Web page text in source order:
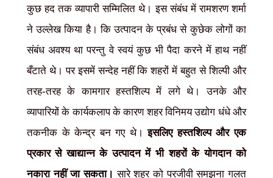
कुछ हद तक व्यापारी सम्मिलित थे। इस संबंध में रामशरण शर्मा
ने उल्लेख किया है। कि उत्पादन के प्रबंध से कुछेक लोगों का
संबंध अवश्य था परन्तु वे स्वयं कुछ भी पैदा करने में हाथ नहीं
बँटाते थे। पर इसमें सन्देह नहीं कि शहरों में बहुत से शिल्पी और
तरह-तरह के कामगार हस्तशिल्प में लगे थे। उनके और
व्यापारियों के कार्यकलाप के कारण शहर विनिमय उद्योग धंधे और
तकनीक के केन्द्र बन गए थे।इसलिए हस्तशिल्प और एक
प्रकार से खाद्यान्न के उत्पादन में भी शहरों के योगदान को
नकारा नहीं जा सकता।सारे शहर को परजीवी समझना गलत